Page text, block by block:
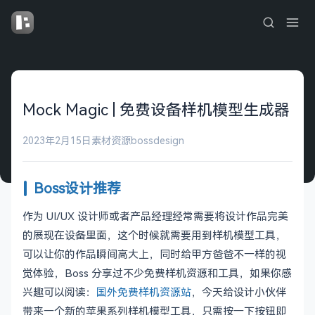
Mock Magic | 免费设备样机模型生成器
2023年2月15日 素材资源bossdesign
Boss设计推荐
作为 UI/UX 设计师或者产品经理经常需要将设计作品完美
的展现在设备里面，这个时候就需要用到样机模型工具，
可以让你的作品瞬间高大上，同时给甲方爸爸不一样的视
觉体验，Boss 分享过不少免费样机资源和工具，如果你感
兴趣可以阅读： 国外免费样机资源站，今天给设计小伙伴
带来一个新的苹果系列样机模型工具，只需按一下按钮即